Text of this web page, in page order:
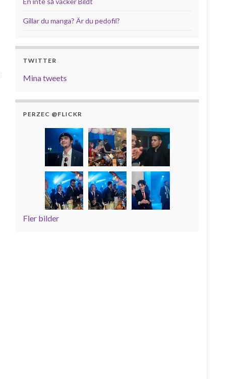
Gillar du manga? Är du pedofil?
TWITTER
Mina tweets
PERZEC @FLICKR
Fler bilder